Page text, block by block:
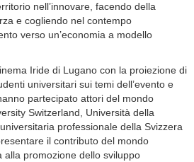
nell’innovare, facendo della
e cogliendo nel contempo
verso un’economia a modello
Iride di Lugano con la proiezione di
universitari sui temi dell’evento e
partecipato attori del mondo
Switzerland, Università della
professionale della Svizzera
il contributo del mondo
alla promozione dello sviluppo